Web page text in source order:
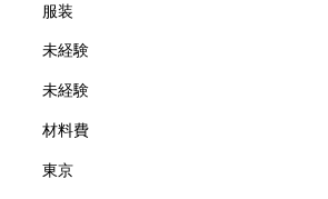
服装
未経験
未経験
材料費
東京